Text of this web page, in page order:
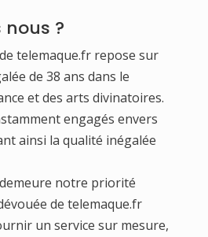
nous ?
telemaque.fr repose sur
de 38 ans dans le
et des arts divinatoires.
engagés envers
ainsi la qualité inégalée
notre priorité
de telemaque.fr
un service sur mesure,